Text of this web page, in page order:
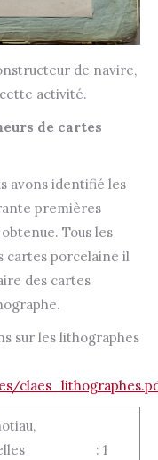
de navire,
activité.
de cartes
avons identifié les
premières
Tous les
cartes porcelaine il
des cartes
sur les lithographes
: 1